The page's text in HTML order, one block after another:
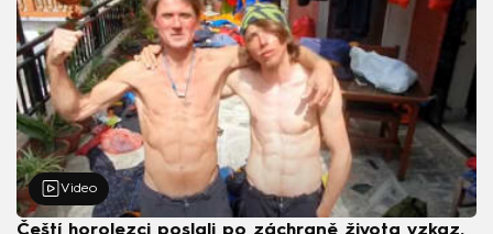
Video
Čeští horolezci poslali po záchraně života vzkaz.